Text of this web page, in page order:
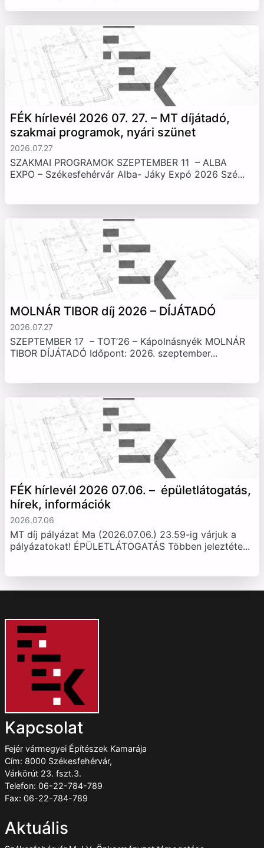
FÉK hírlevél 2026 07. 27. – MT díjátadó,
szakmai programok, nyári szünet
2026.07.27
SZAKMAI PROGRAMOK SZEPTEMBER 11 – ALBA
EXPO – Székesfehérvár Alba- Jáky Expó 2026 Szé...
MOLNÁR TIBOR díj 2026 – DÍJÁTADÓ
2026.07.27
SZEPTEMBER 17 – TOT’26 – Kápolnásnyék MOLNÁR
TIBOR DÍJÁTADÓ Időpont: 2026. szeptember...
FÉK hírlevél 2026 07.06. – épületlátogatás,
hírek, információk
2026.07.06
MT díj pályázat Ma (2026.07.06.) 23.59-ig várjuk a
pályázatokat! ÉPÜLETLÁTOGATÁS Többen jeleztéte...
Kapcsolat
Fejér vármegyei Építészek Kamarája
Cím: 8000 Székesfehérvár,
Várkörút 23. fszt.3.
Telefon: 06-22-784-789
Fax: 06-22-784-789
Aktuális